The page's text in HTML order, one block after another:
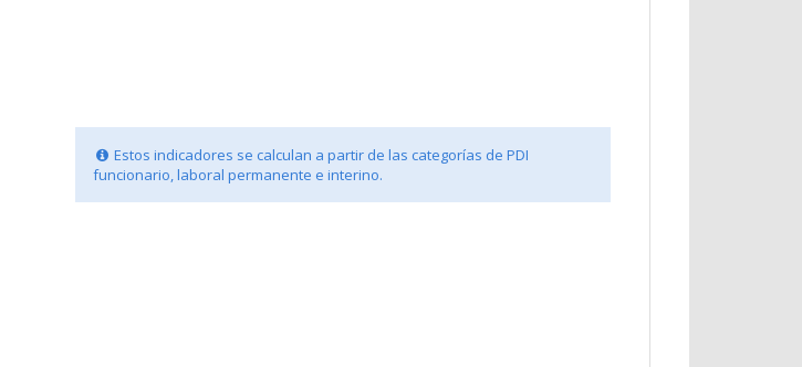
Estos indicadores se calculan a partir de las categorías de PDI
funcionario, laboral permanente e interino.